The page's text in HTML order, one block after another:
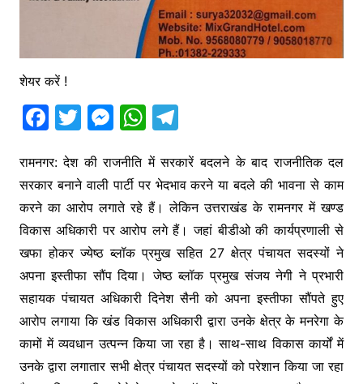
शेयर करें !
F
c
e
b
o
o
k
T
itt
er
M
s
s
e
n
g
er
W
at
s
A
p
p
T
e
gr
a
m
रामनगर: देश की राजनीति में सरकारें बदलने के बाद राजनीतिक दल
सरकार बनाने वाली पार्टी पर भेदभाव करने या बदले की भावना से काम
करने का आरोप लगाते रहे हैं। लेकिन उत्तराखंड के रामनगर में खण्ड
विकास अधिकारी पर आरोप लगे हैं। जहां बीडीओ की कार्यप्रणाली से
खफा होकर ज्येष्ठ ब्लॉक प्रमुख सहित 27 क्षेत्र पंचायत सदस्यों ने
अपना इस्तीफा सौंप दिया। जेष्ठ ब्लॉक प्रमुख संजय नेगी ने प्रभारी
सहायक पंचायत अधिकारी दिनेश सैनी को अपना इस्तीफा सौंपते हुए
आरोप लगाया कि खंड विकास अधिकारी द्वारा उनके क्षेत्र के मनरेगा के
कामों में व्यवधान उत्पन्न किया जा रहा है। साथ-साथ विकास कार्यों में
उनके द्वारा लगातार सभी क्षेत्र पंचायत सदस्यों को परेशान किया जा रहा